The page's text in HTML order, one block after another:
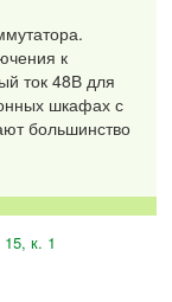
к
ток 48В для
шкафах с
большинство
к. 1